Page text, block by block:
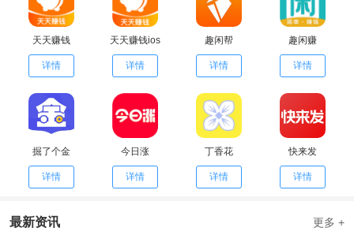
天天赚钱
详情
天天赚钱ios
详情
趣闲帮
详情
趣闲赚
详情
掘了个金
详情
今日涨
详情
丁香花
详情
快来发
详情
最新资讯 更多 +